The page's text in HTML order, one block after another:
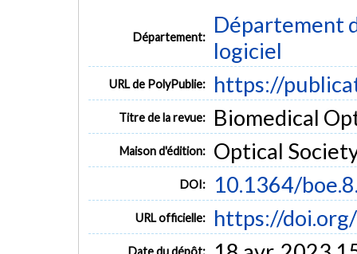
Département:
Département
logiciel
URL de PolyPublie: https://
Titre de la revue: Biomedical
Maison d'édition: Optical
DOI: 10.1364/
URL officielle: https://
Date du dépôt: